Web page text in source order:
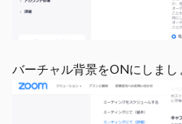
バーチャル背景をONにしまし